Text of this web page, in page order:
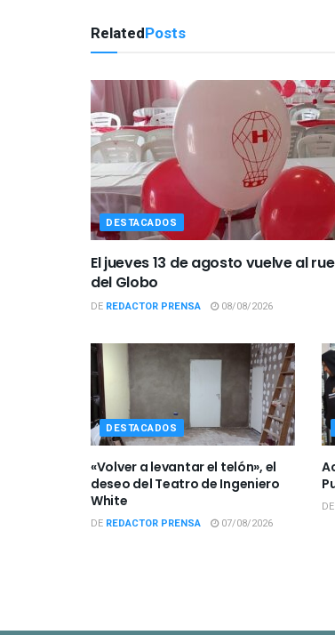
RelatedPosts
DESTACADOS
El jueves 13 de agosto vuelve al
del Globo
DE REDACTOR PRENSA 08/08/2026
DESTACADOS
«Volver a levantar el telón», el
deseo del Teatro de Ingeniero
White
DE REDACTOR PRENSA 07/08/2026
DE